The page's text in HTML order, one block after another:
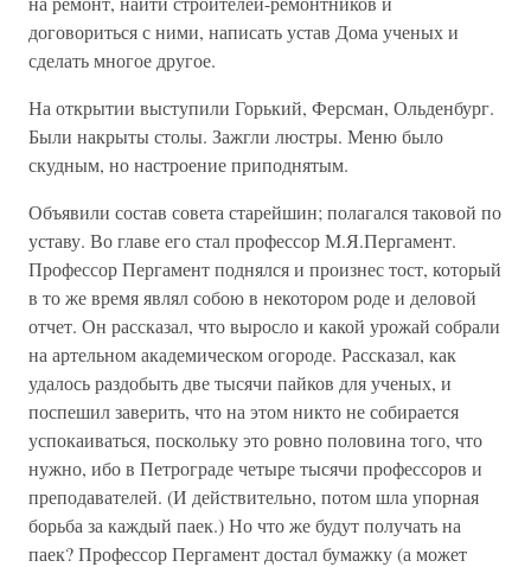
договориться с ними, написать устав Дома ученых и
сделать многое другое.
На открытии выступили Горький, Ферсман, Ольденбург.
Были накрыты столы. Зажгли люстры. Меню было
скудным, но настроение приподнятым.
Объявили состав совета старейшин; полагался таковой по
уставу. Во главе его стал профессор М.Я.Пергамент.
Профессор Пергамент поднялся и произнес тост, который
в то же время являл собою в некотором роде и деловой
отчет. Он рассказал, что выросло и какой урожай собрали
на артельном академическом огороде. Рассказал, как
удалось раздобыть две тысячи пайков для ученых, и
поспешил заверить, что на этом никто не собирается
успокаиваться, поскольку это ровно половина того, что
нужно, ибо в Петрограде четыре тысячи профессоров и
преподавателей. (И действительно, потом шла упорная
борьба за каждый паек.) Но что же будут получать на
паек? Профессор Пергамент достал бумажку (а может